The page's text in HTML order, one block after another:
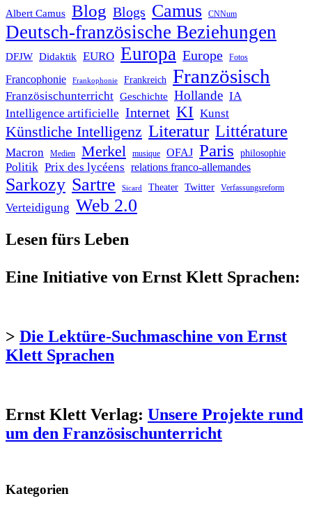
Albert Camus Blog Blogs Camus CNNum
Deutsch-französische Beziehungen
DFJW Didaktik EURO Europa Europe Fotos
Francophonie Frankophonie Frankreich Französisch
Französischunterricht Geschichte Hollande IA
Intelligence artificielle Internet KI Kunst
Künstliche Intelligenz Literatur Littérature
Macron Medien Merkel musique OFAJ Paris philosophie
Politik Prix des lycéens relations franco-allemandes
Sarkozy Sartre Sicard Theater Twitter Verfassungsreform
Verteidigung Web 2.0
Lesen fürs Leben
Eine Initiative von Ernst Klett Sprachen:
> Die Lektüre-Suchmaschine von Ernst
Klett Sprachen
Ernst Klett Verlag: Unsere Projekte rund
um den Französischunterricht
Kategorien